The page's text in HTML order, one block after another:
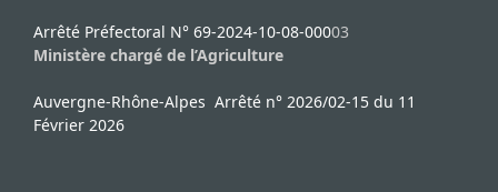
Arrêté Préfectoral N° 69-2024-10-08-00003
Ministère chargé de l’Agriculture
Auvergne-Rhône-Alpes Arrêté n° 2026/02-15 du 11
Février 2026